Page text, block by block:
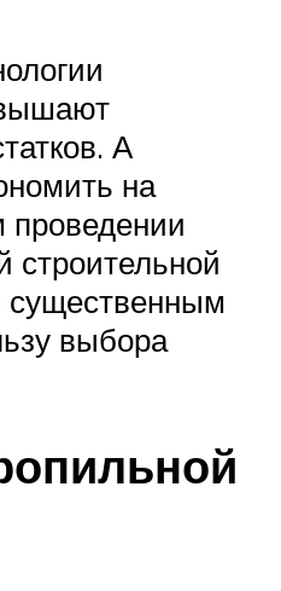
А
на
проведении
строительной
существенным
выбора